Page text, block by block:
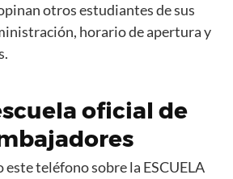
otros estudiantes de sus
horario de apertura y
oficial de
teléfono sobre la ESCUELA